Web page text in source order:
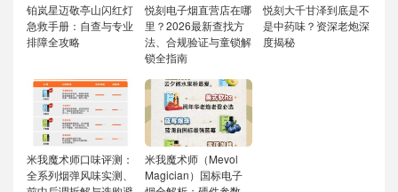
铂岚星迈敬亭山闪红灯
急救手册：自查与专业
排障全攻略
悦刻电子烟直营店在哪
里？2026最新查找方
法、合规验证与童锁解
锁全指南
悦刻大千甘泽到底是不
是中药味？资深老炮深
度揭秘
米我魔术师口味评测：
全系列烟弹风味实测、
米我魔术师（Mevol
Magician）国标电子